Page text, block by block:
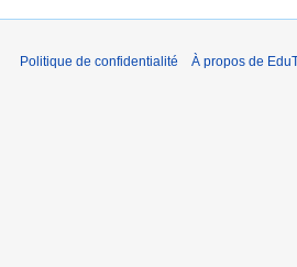
Politique de confidentialité À propos de